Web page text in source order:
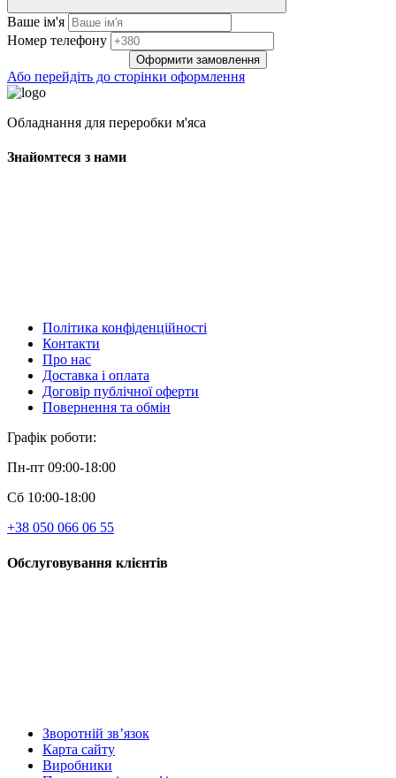
Ваше ім'я
Нoмep тeлeфoнy
Оформити замовлення
Або перейдіть до сторінки оформлення
Обладнання для переробки м'яса
Знайомтеся з нами
Політика конфіденційності
Контакти
Про нас
Доставка і оплата
Договір публічної оферти
Повернення та обмін
Графік роботи:
Пн-пт 09:00-18:00
Сб 10:00-18:00
+38 050 066 06 55
Обслуговування клієнтів
Зворотній зв’язок
Карта сайту
Виробники